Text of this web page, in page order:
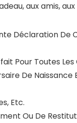
aux amis,
Déclaration De
Pour Toutes
De
Etc.
Ou De